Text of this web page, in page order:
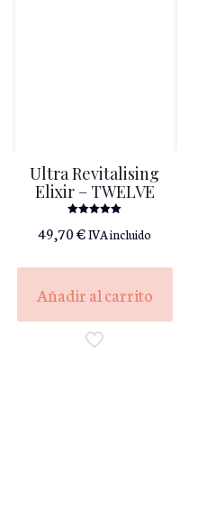
Ultra Revitalising
Elixir – TWELVE
con
5.00
49,70€IVA incluido
Añadir al carrito